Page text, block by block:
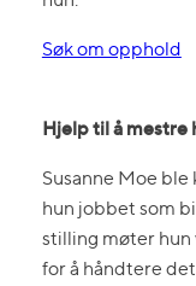
Søk om opphold
Hjelp til å mestre
Susanne Moe
hun jobbet som
stilling møter hun
for å håndtere